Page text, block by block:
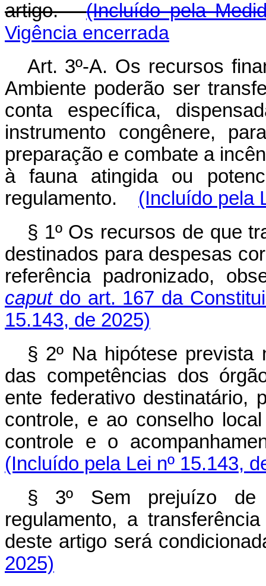
artigo.
(Incluído pela
Vigência encerrada
Art. 3º-A. Os recursos
Ambiente poderão ser
conta específica,
instrumento congênere,
preparação e combate a
à fauna atingida ou
regulamento.
(Incluído pela
§ 1º Os recursos de que
destinados para despesas
referência padronizado,
caputdo art. 167 da
15.143, de 2025)
§ 2º Na hipótese prevista
das competências dos
ente federativo destinatário,
controle, e ao conselho
controle e o
(Incluído pela Lei nº 15.143,
§ 3º Sem prejuízo de
regulamento, a
deste artigo será
2025)